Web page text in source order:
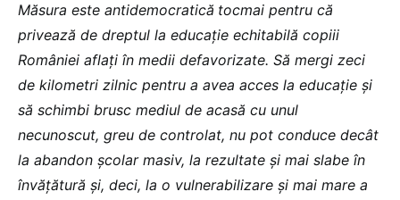
Măsura este antidemocratică tocmai pentru că
privează de dreptul la educație echitabilă copiii
României aflați în medii defavorizate. Să mergi zeci
de kilometri zilnic pentru a avea acces la educație și
să schimbi brusc mediul de acasă cu unul
necunoscut, greu de controlat, nu pot conduce decât
la abandon școlar masiv, la rezultate și mai slabe în
învățătură și, deci, la o vulnerabilizare și mai mare a